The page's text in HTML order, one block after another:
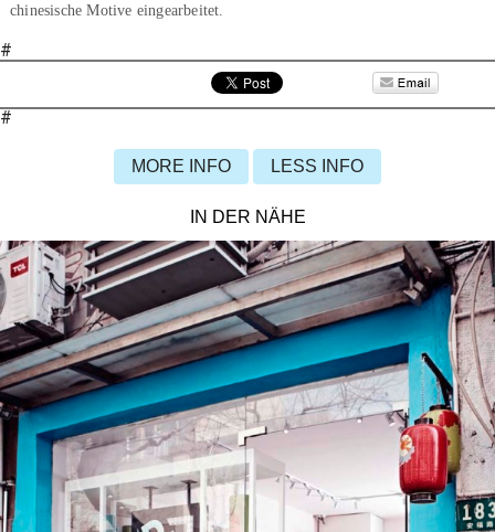
chinesische Motive eingearbeitet.
#
#
MORE INFO LESS INFO
IN DER NÄHE